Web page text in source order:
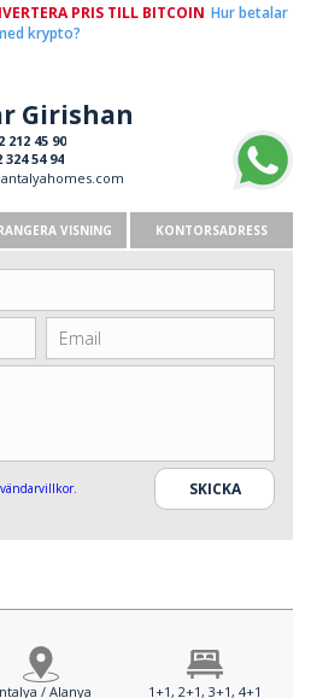
PRIS TILL BITCOIN Hur betalar
krypto?
Girishan
212 45 90
324 54 94
VISNING KONTORSADRESS
.
/ Alanya 1+1, 2+1, 3+1, 4+1